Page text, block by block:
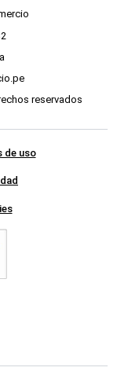
reservados
de uso